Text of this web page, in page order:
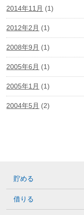
2014年11月 (1)
2012年2月 (1)
2008年9月 (1)
2005年6月 (1)
2005年1月 (1)
2004年5月 (2)
貯める
借りる